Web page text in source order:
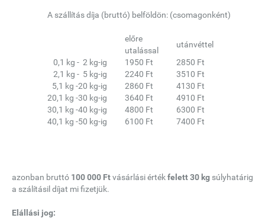
A szállítás díja (bruttó) belföldön: (csomagonként)
előre
utalással
utánvéttel
0,1 kg - 2 kg-ig
1950 Ft
2850 Ft
2,1 kg - 5 kg-ig
2240 Ft
3510 Ft
5,1 kg -20 kg-ig
2860 Ft
4130 Ft
20,1 kg -30 kg-ig
3640 Ft
4910 Ft
30,1 kg -40 kg-ig
4800 Ft
6300 Ft
40,1 kg -50 kg-ig
6100 Ft 7400 Ft
azonban bruttó 100 000 Ftvásárlási értékfelett 30 kg súlyhatárig
a szálításil díjat mi fizetjük.
Elállási jog: